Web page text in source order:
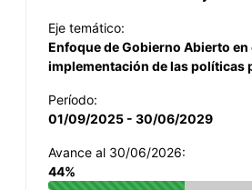
Eje temático:
Enfoque de Gobierno Abierto en
implementación de las políticas
Período:
01/09/2025 - 30/06/2029
Avance al 30/06/2026:
44%